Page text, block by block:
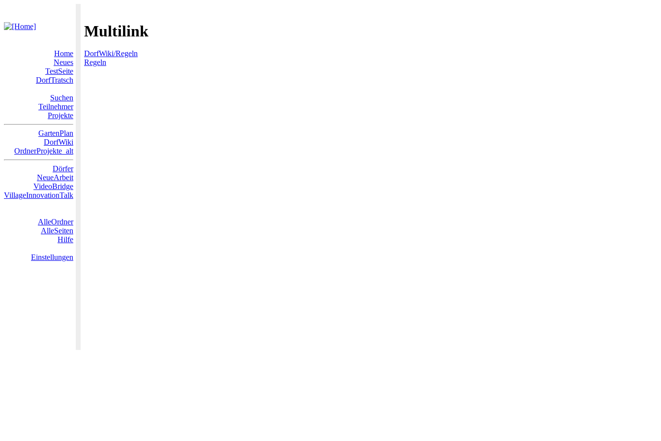
Multilink
Home
Neues
TestSeite
DorfTratsch
Suchen
Teilnehmer
Projekte
GartenPlan
DorfWiki
OrdnerProjekte_alt
Dörfer
NeueArbeit
VideoBridge
VillageInnovationTalk
AlleOrdner
AlleSeiten
Hilfe
Einstellungen
DorfWiki/Regeln
Regeln